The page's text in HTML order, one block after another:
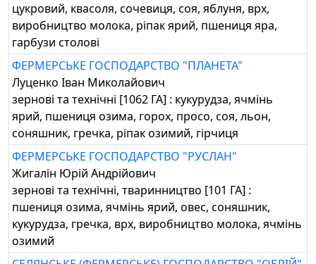
цукровий, квасоля, сочевиця, соя, яблуня, врх,
виробництво молока, ріпак ярий, пшениця яра,
гарбузи столові
ФЕРМЕРСЬКЕ ГОСПОДАРСТВО "ПЛАНЕТА"
Луценко Іван Миколайович
зернові та технічні [1062 ГА] : кукурудза, ячмінь
ярий, пшениця озима, горох, просо, соя, льон,
соняшник, гречка, ріпак озимий, гірчиця
ФЕРМЕРСЬКЕ ГОСПОДАРСТВО "РУСЛАН"
Жигалін Юрій Андрійович
зернові та технічні, тваринництво [101 ГА] :
пшениця озима, ячмінь ярий, овес, соняшник,
кукурудза, гречка, врх, виробництво молока, ячмінь
озимий